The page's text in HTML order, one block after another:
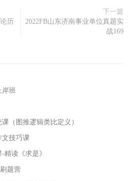
历
下一篇
2022FB山东济南事业单位真题实
战169
岸班
（图推逻辑类比定义）
文技巧课
精读《求是》
题营